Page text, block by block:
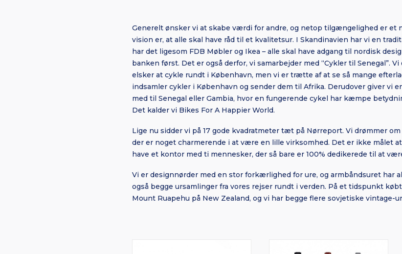
Generelt ønsker vi at skabe værdi for andre, og netop tilgængelighed er et
vision er, at alle skal have råd til et kvalitetsur. I Skandinavien har vi en
har det ligesom FDB Møbler og Ikea – alle skal have adgang til nordisk
banken først. Det er også derfor, vi samarbejder med “Cykler til Senegal”.
elsker at cykle rundt i København, men vi er trætte af at se så mange
indsamler cykler i København og sender dem til Afrika. Derudover giver vi
med til Senegal eller Gambia, hvor en fungerende cykel har kæmpe
Det kalder vi Bikes For A Happier World.
Lige nu sidder vi på 17 gode kvadratmeter tæt på Nørreport. Vi drømmer
der er noget charmerende i at være en lille virksomhed. Det er ikke målet
have et kontor med ti mennesker, der så bare er 100% dedikerede til at
Vi er designnørder med en stor forkærlighed for ure, og armbåndsuret har
også begge ursamlinger fra vores rejser rundt i verden. På et tidspunkt
Mount Ruapehu på New Zealand, og vi har begge flere sovjetiske vintage-